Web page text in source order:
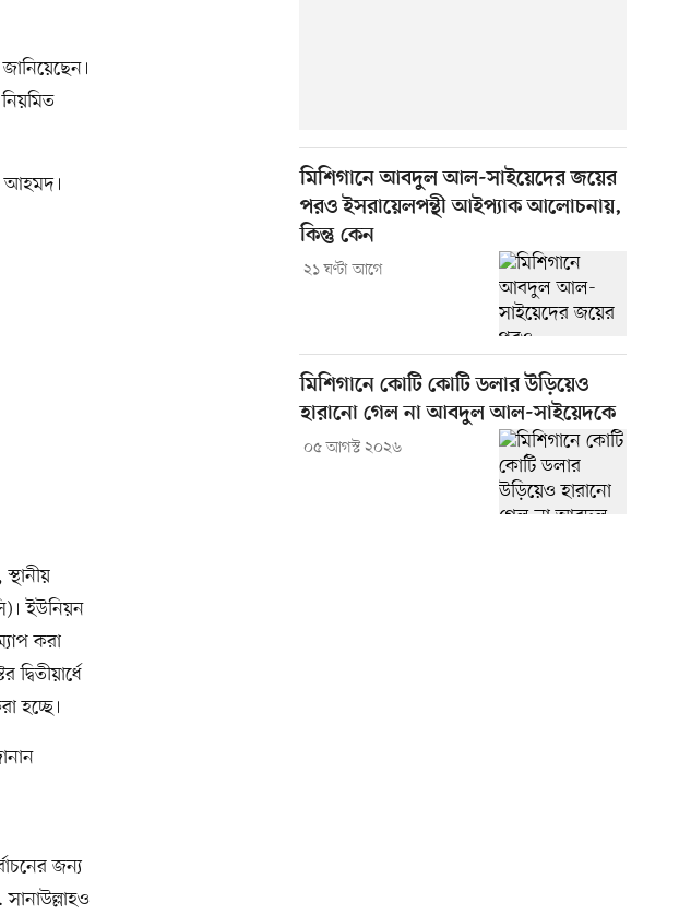
আহমদ।
ইউনিয়ন
করা
হচ্ছে।
জন্য
মিশিগানে আবদুল আল-সাইয়েদের জয়ের
পরও ইসরায়েলপন্থী আইপ্যাক আলোচনায়,
কিন্তু কেন
২১ ঘণ্টা আগে
মিশিগানে কোটি কোটি ডলার উড়িয়েও
হারানো গেল না আবদুল আল-সাইয়েদকে
০৫ আগস্ট ২০২৬